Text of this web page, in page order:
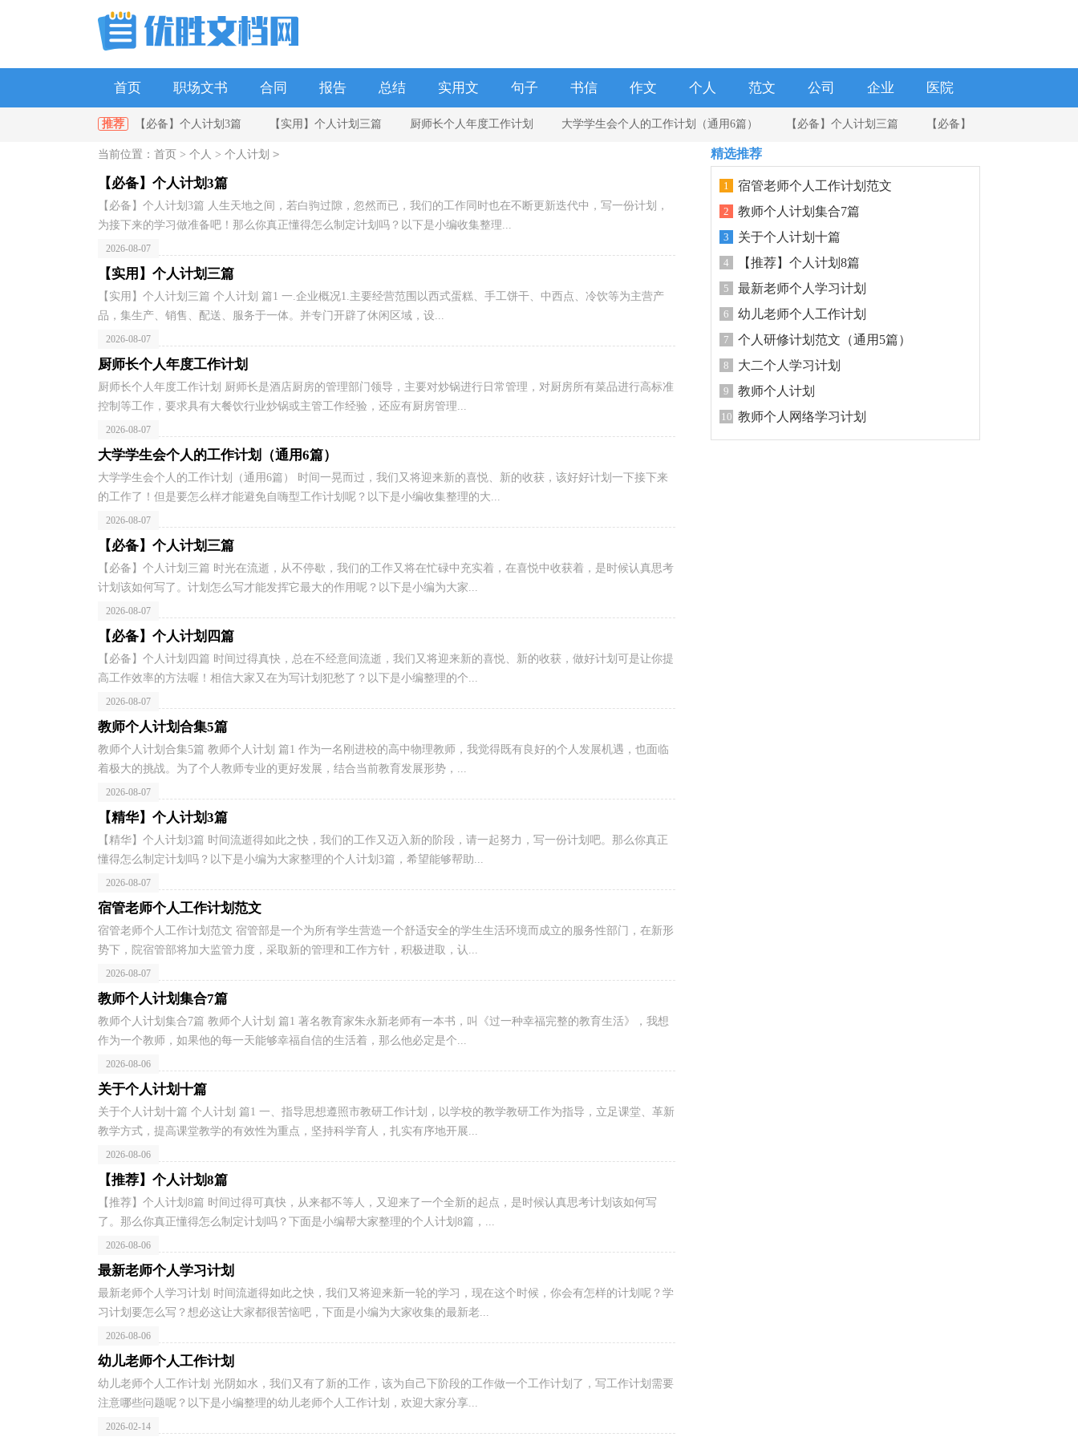
首页 职场文书 合同 报告 总结 实用文 句子 书信 作文 个人 范文 公司 企业 医院
单位 政府 教师 幼儿园 学校
推荐 【必备】个人计划3篇 【实用】个人计划三篇 厨师长个人年度工作计划 大学学生会个人的工作计划（通用6篇） 【必备】个人计划三篇 【必备】
个人计划四篇 教师个人计划合集5篇
当前位置： 首页 > 个人 > 个人计划 >
【必备】个人计划3篇
【必备】个人计划3篇 人生天地之间，若白驹过隙，忽然而已，我们的工作同时也在不断更新迭代中，写一份计划，
为接下来的学习做准备吧！那么你真正懂得怎么制定计划吗？以下是小编收集整理...
2026-08-07
【实用】个人计划三篇
【实用】个人计划三篇 个人计划 篇1 一.企业概况1.主要经营范围以西式蛋糕、手工饼干、中西点、冷饮等为主营产
品，集生产、销售、配送、服务于一体。并专门开辟了休闲区域，设...
2026-08-07
厨师长个人年度工作计划
厨师长个人年度工作计划 厨师长是酒店厨房的管理部门领导，主要对炒锅进行日常管理，对厨房所有菜品进行高标准
控制等工作，要求具有大餐饮行业炒锅或主管工作经验，还应有厨房管理...
2026-08-07
大学学生会个人的工作计划（通用6篇）
大学学生会个人的工作计划（通用6篇） 时间一晃而过，我们又将迎来新的喜悦、新的收获，该好好计划一下接下来
的工作了！但是要怎么样才能避免自嗨型工作计划呢？以下是小编收集整理的大...
2026-08-07
【必备】个人计划三篇
【必备】个人计划三篇 时光在流逝，从不停歇，我们的工作又将在忙碌中充实着，在喜悦中收获着，是时候认真思考
计划该如何写了。计划怎么写才能发挥它最大的作用呢？以下是小编为大家...
2026-08-07
【必备】个人计划四篇
【必备】个人计划四篇 时间过得真快，总在不经意间流逝，我们又将迎来新的喜悦、新的收获，做好计划可是让你提
高工作效率的方法喔！相信大家又在为写计划犯愁了？以下是小编整理的个...
2026-08-07
教师个人计划合集5篇
教师个人计划合集5篇 教师个人计划 篇1 作为一名刚进校的高中物理教师，我觉得既有良好的个人发展机遇，也面临
着极大的挑战。为了个人教师专业的更好发展，结合当前教育发展形势，...
2026-08-07
【精华】个人计划3篇
【精华】个人计划3篇 时间流逝得如此之快，我们的工作又迈入新的阶段，请一起努力，写一份计划吧。那么你真正
懂得怎么制定计划吗？以下是小编为大家整理的个人计划3篇，希望能够帮助...
2026-08-07
宿管老师个人工作计划范文
宿管老师个人工作计划范文 宿管部是一个为所有学生营造一个舒适安全的学生生活环境而成立的服务性部门，在新形
势下，院宿管部将加大监管力度，采取新的管理和工作方针，积极进取，认...
2026-08-07
教师个人计划集合7篇
教师个人计划集合7篇 教师个人计划 篇1 著名教育家朱永新老师有一本书，叫《过一种幸福完整的教育生活》，我想
作为一个教师，如果他的每一天能够幸福自信的生活着，那么他必定是个...
2026-08-06
关于个人计划十篇
关于个人计划十篇 个人计划 篇1 一、指导思想遵照市教研工作计划，以学校的教学教研工作为指导，立足课堂、革新
教学方式，提高课堂教学的有效性为重点，坚持科学育人，扎实有序地开展...
2026-08-06
【推荐】个人计划8篇
【推荐】个人计划8篇 时间过得可真快，从来都不等人，又迎来了一个全新的起点，是时候认真思考计划该如何写
了。那么你真正懂得怎么制定计划吗？下面是小编帮大家整理的个人计划8篇，...
2026-08-06
最新老师个人学习计划
最新老师个人学习计划 时间流逝得如此之快，我们又将迎来新一轮的学习，现在这个时候，你会有怎样的计划呢？学
习计划要怎么写？想必这让大家都很苦恼吧，下面是小编为大家收集的最新老...
2026-08-06
幼儿老师个人工作计划
幼儿老师个人工作计划 光阴如水，我们又有了新的工作，该为自己下阶段的工作做一个工作计划了，写工作计划需要
注意哪些问题呢？以下是小编整理的幼儿老师个人工作计划，欢迎大家分享...
2026-02-14
精选推荐
1 宿管老师个人工作计划范文
2 教师个人计划集合7篇
3 关于个人计划十篇
4 【推荐】个人计划8篇
5 最新老师个人学习计划
6 幼儿老师个人工作计划
7 个人研修计划范文（通用5篇）
8 大二个人学习计划
9 教师个人计划
10 教师个人网络学习计划